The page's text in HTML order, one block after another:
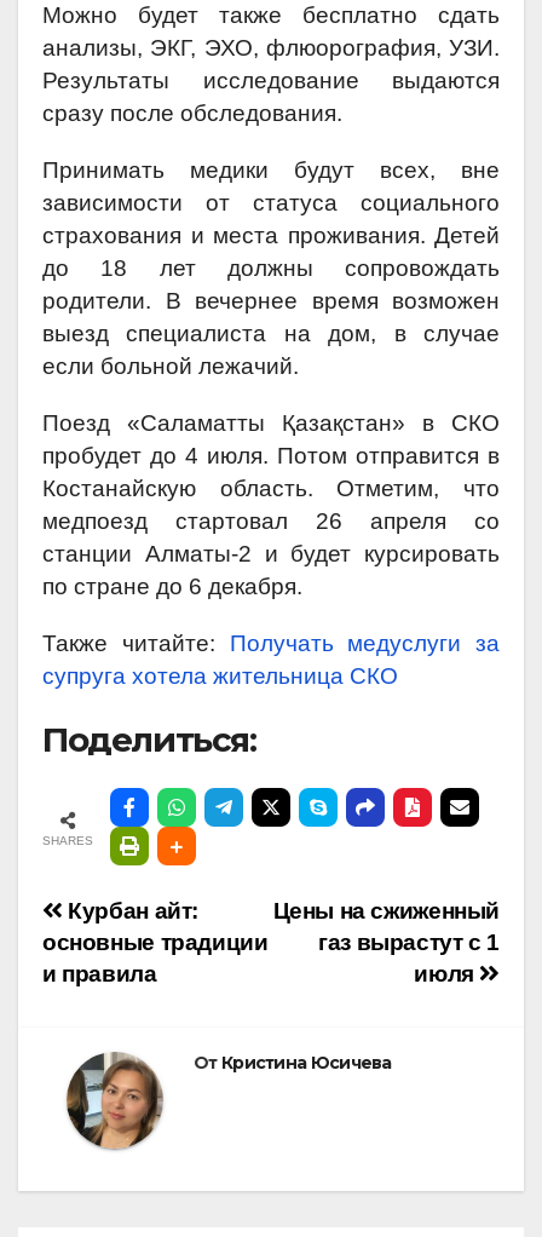
Можно будет также бесплатно сдать
анализы, ЭКГ, ЭХО, флюорография, УЗИ.
Результаты исследование выдаются
сразу после обследования.
Принимать медики будут всех, вне
зависимости от статуса социального
страхования и места проживания. Детей
до 18 лет должны сопровождать
родители. В вечернее время возможен
выезд специалиста на дом, в случае
если больной лежачий.
Поезд «Саламатты Қазақстан» в СКО
пробудет до 4 июля. Потом отправится в
Костанайскую область. Отметим, что
медпоезд стартовал 26 апреля со
станции Алматы-2 и будет курсировать
по стране до 6 декабря.
Также читайте: Получать медуслуги за
супруга хотела жительница СКО
Поделиться:
SHARES
Навигация
по
Цены на сжиженный
газ вырастут с 1
июля
Курбан айт:
основные традиции
и правила
От Кристина Юсичева